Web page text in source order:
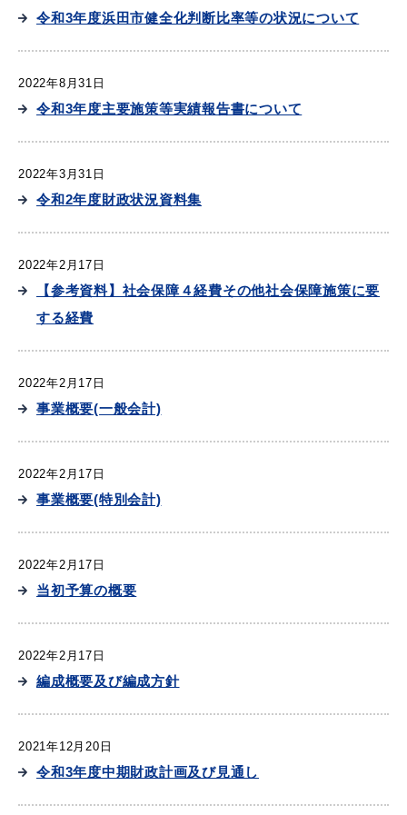
令和3年度浜田市健全化判断比率等の状況について
2022年8月31日
令和3年度主要施策等実績報告書について
2022年3月31日
令和2年度財政状況資料集
2022年2月17日
【参考資料】社会保障４経費その他社会保障施策に要
する経費
2022年2月17日
事業概要(一般会計)
2022年2月17日
事業概要(特別会計)
2022年2月17日
当初予算の概要
2022年2月17日
編成概要及び編成方針
2021年12月20日
令和3年度中期財政計画及び見通し